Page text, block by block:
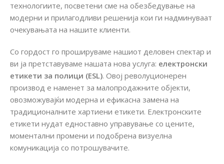
технологиите, посветени сме на обезбедување на
модерни и прилагодливи решенија кои ги надминуваат
очекувањата на нашите клиенти.
Со гордост го прошируваме нашиот деловен спектар и
ви ја претставуваме нашата нова услуга: електронски
етикети за полици (ESL). Овој револуционерен
производ е наменет за малопродажните објекти,
овозможувајќи модерна и ефикасна замена на
традиционалните хартиени етикети. Електронските
етикети нудат едноставно управување со цените,
моментални промени и подобрена визуелна
комуникација со потрошувачите.